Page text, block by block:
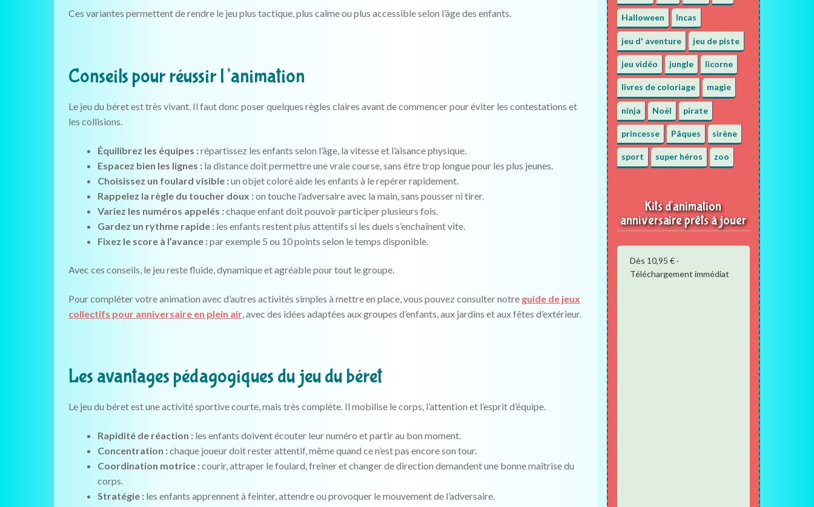
Ces variantes permettent de rendre le jeu plus tactique, plus calme ou plus accessible selon l’âge des enfants.
Conseils pour réussir l’animation
Le jeu du béret est très vivant. Il faut donc poser quelques règles claires avant de commencer pour éviter les contestations et
les collisions.
Équilibrez les équipes :répartissez les enfants selon l’âge, la vitesse et l’aisance physique.
Espacez bien les lignes :la distance doit permettre une vraie course, sans être trop longue pour les plus jeunes.
Choisissez un foulard visible :un objet coloré aide les enfants à le repérer rapidement.
Rappelez la règle du toucher doux :on touche l’adversaire avec la main, sans pousser ni tirer.
Variez les numéros appelés :chaque enfant doit pouvoir participer plusieurs fois.
Gardez un rythme rapide :les enfants restent plus attentifs si les duels s’enchaînent vite.
Fixez le score à l’avance :par exemple 5 ou 10 points selon le temps disponible.
Avec ces conseils, le jeu reste fluide, dynamique et agréable pour tout le groupe.
Pour compléter votre animation avec d’autres activités simples à mettre en place, vous pouvez consulter notre guide de jeux
collectifs pour anniversaire en plein air, avec des idées adaptées aux groupes d’enfants, aux jardins et aux fêtes d’extérieur.
Les avantages pédagogiques du jeu du béret
Le jeu du béret est une activité sportive courte, mais très complète. Il mobilise le corps, l’attention et l’esprit d’équipe.
Rapidité de réaction :les enfants doivent écouter leur numéro et partir au bon moment.
Concentration :chaque joueur doit rester attentif, même quand ce n’est pas encore son tour.
Coordination motrice :courir, attraper le foulard, freiner et changer de direction demandent une bonne maîtrise du
corps.
Stratégie :les enfants apprennent à feinter, attendre ou provoquer le mouvement de l’adversaire.
Halloween Incas
jeu d' aventure jeu de piste
jeu vidéo jungle licorne
livres de coloriage magie
ninja Noël pirate
princesse Pâques sirène
sport super héros zoo
Kits d'animation
anniversaire prêts à jouer
Dès 10,95 € ·
Téléchargement immédiat